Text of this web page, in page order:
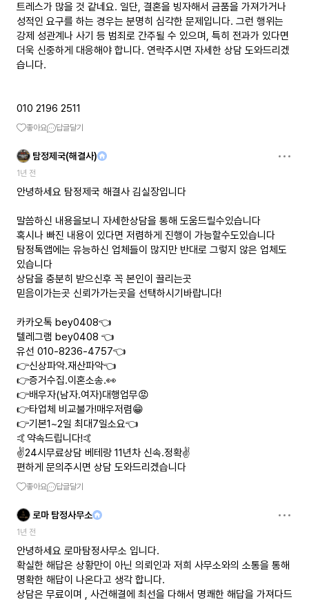
트레스가 많을 것 같네요. 일단, 결혼을 빙자해서 금품을 가져가거나
성적인 요구를 하는 경우는 분명히 심각한 문제입니다. 그런 행위는
강제 성관계나 사기 등 범죄로 간주될 수 있으며, 특히 전과가 있다면
더욱 신중하게 대응해야 합니다. 연락주시면 자세한 상담 도와드리겠
습니다.
010 2196 2511
좋아요 답글달기
탐정제국(해결사)
1년 전
안녕하세요 탐정제국 해결사 김실장입니다
말씀하신 내용을보니 자세한상담을 통해 도움드릴수있습니다
혹시나 빠진 내용이 있다면 저렴하게 진행이 가능할수도있습니다
탐정톡앱에는 유능하신 업체들이 많지만 반대로 그렇지 않은 업체도
있습니다
상담을 충분히 받으신후 꼭 본인이 끌리는곳
믿음이가는곳 신뢰가가는곳을 선택하시기바랍니다!
카카오톡 bey0408👈
텔레그램 bey0408 👈
유선 010-8236-4757👈
👉신상파악.재산파악👈
👉증거수집.이혼소송.👀
👉배우자(남자.여자)대행업무😡
👉타업체 비교불가!매우저렴😁
👉기본1~2일 최대7일소요👈
🤙약속드립니다!🤙
✌️24시무료상담 베테랑 11년차 신속.정확✌️
편하게 문의주시면 상담 도와드리겠습니다
좋아요 답글달기
로마 탐정사무소
1년 전
안녕하세요 로마탐정사무소 입니다.
확실한 해답은 상황만이 아닌 의뢰인과 저희 사무소와의 소통을 통해
명확한 해답이 나온다고 생각 합니다.
상담은 무료이며 , 사건해결에 최선을 다해서 명쾌한 해답을 가져다드